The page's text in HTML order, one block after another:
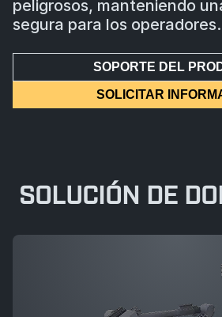
peligrosos, manteniendo
segura para los operadores.
SOPORTE DEL
SOLICITAR
SOLUCIÓN DE